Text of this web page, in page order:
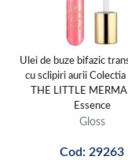
Ulei de buze bifazic
cu sclipiri aurii
THE LITTLE
Essence
Gloss
Cod: 29263